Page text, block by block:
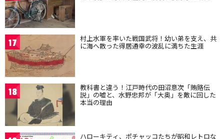
17 村上水軍を率いた戦国武将！幼い弟を支え、共
に海へ散った得居通幸の波乱に満ちた生涯
18 教科書と違う！江戸時代の田沼意次「賄賂伝
説」の嘘と、水野忠邦が「大奥」を敵に回した
本当の理由
ハローキティ、ポチャッコたちが昭和レトロな